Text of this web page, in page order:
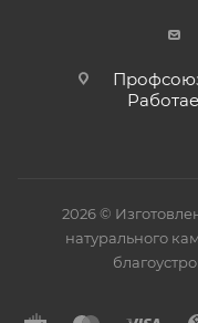
2026 ©
натурального